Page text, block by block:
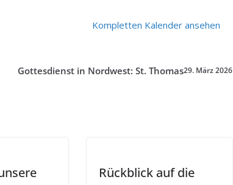
Kompletten Kalender ansehen
Gottesdienst in Nordwest: St. Thomas29. März 2026
Rückblick auf die